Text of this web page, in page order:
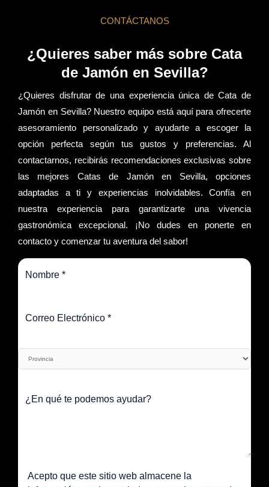
CONTÁCTANOS
¿Quieres saber más sobre Cata
de Jamón en Sevilla?
¿Quieres disfrutar de una experiencia única de Cata de
Jamón en Sevilla? Nuestro equipo está aquí para ofrecerte
asesoramiento personalizado y ayudarte a escoger la
opción perfecta según tus gustos y preferencias. Al
contactarnos, recibirás recomendaciones exclusivas sobre
las mejores Catas de Jamón en Sevilla, opciones
adaptadas a ti y experiencias inolvidables. Confía en
nuestra experiencia para garantizarte una vivencia
gastronómica excepcional. ¡No dudes en ponerte en
contacto y comenzar tu aventura del sabor!
Acepto que este sitio web almacene la